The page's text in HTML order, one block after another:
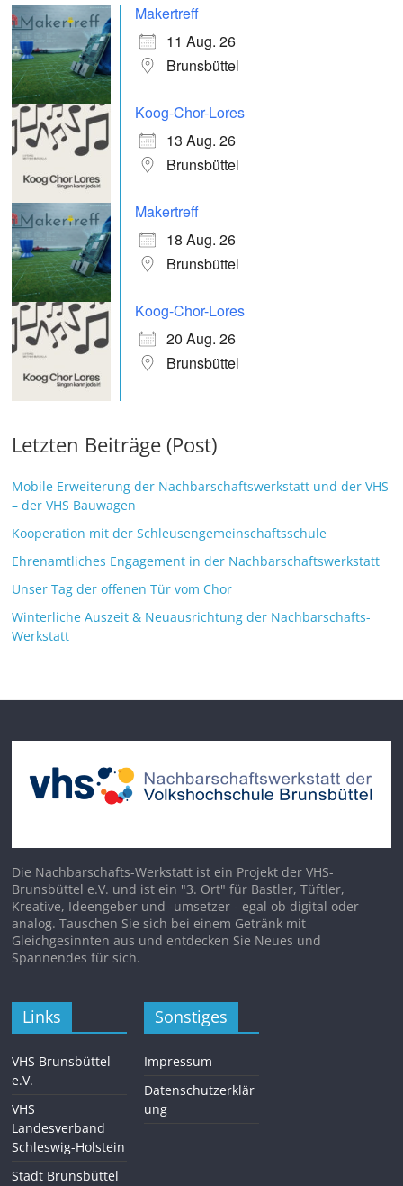
Makertreff
11 Aug. 26
Brunsbüttel
Koog-Chor-Lores
13 Aug. 26
Brunsbüttel
Makertreff
18 Aug. 26
Brunsbüttel
Koog-Chor-Lores
20 Aug. 26
Brunsbüttel
Letzten Beiträge (Post)
Mobile Erweiterung der Nachbarschaftswerkstatt und der VHS
– der VHS Bauwagen
Kooperation mit der Schleusengemeinschaftsschule
Ehrenamtliches Engagement in der Nachbarschaftswerkstatt
Unser Tag der offenen Tür vom Chor
Winterliche Auszeit & Neuausrichtung der Nachbarschafts-
Werkstatt
Die Nachbarschafts-Werkstatt ist ein Projekt der VHS-
Brunsbüttel e.V. und ist ein "3. Ort" für Bastler, Tüftler,
Kreative, Ideengeber und -umsetzer - egal ob digital oder
analog. Tauschen Sie sich bei einem Getränk mit
Gleichgesinnten aus und entdecken Sie Neues und
Spannendes für sich.
Links
VHS Brunsbüttel
e.V.
VHS
Landesverband
Schleswig-Holstein
Stadt Brunsbüttel
Sonstiges
Impressum
Datenschutzerklär
ung